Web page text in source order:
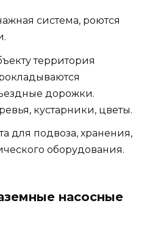
система, роются
территория
дорожки.
кустарники, цветы.
для подвоза, хранения,
оборудования.
насосные